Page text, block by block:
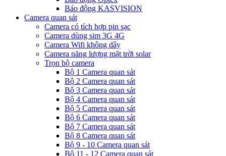
Báo động KASVISION
Camera quan sát
Camera có tích hợp pin sạc
Camera dùng sim 3G 4G
Camera Wifi không dây
Camera năng lượng mặt trời solar
Trọn bộ camera
Bộ 1 Camera quan sát
Bộ 2 Camera quan sát
Bộ 3 Camera quan sát
Bộ 4 Camera quan sát
Bộ 5 Camera quan sát
Bộ 6 Camera quan sát
Bộ 7 Camera quan sát
Bộ 8 Camera quan sát
Bộ 9 - 10 Camera quan sát
Bộ 11 - 12 Camera quan sát